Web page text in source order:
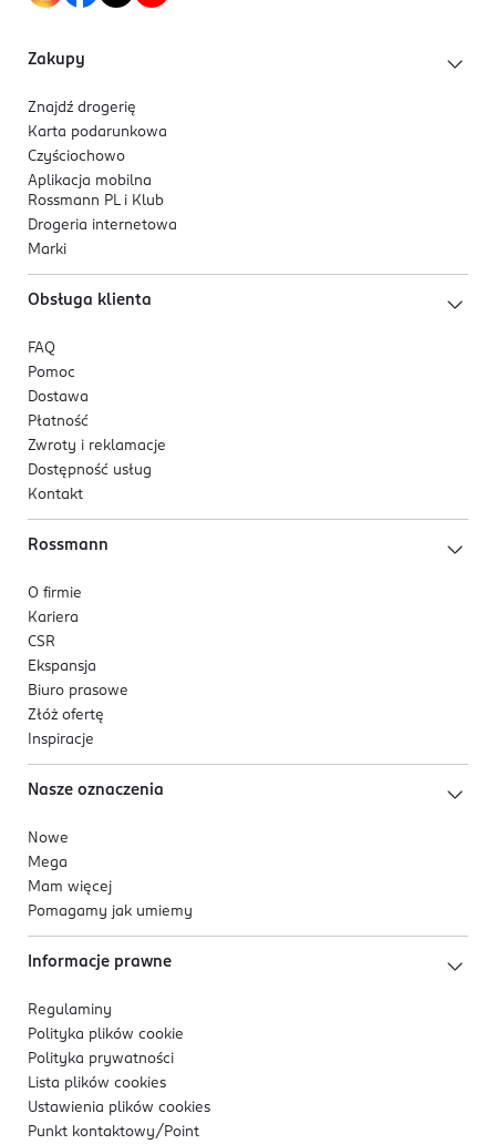
Perfekcyjnie czysta i odświeżona skóra.
Produkt testowany dermatologicznie.
*test samooceny na wybranej grupie kobiet.
Zakupy
Znajdź drogerię
Karta podarunkowa
Czyściochowo
Aplikacja mobilna
Rossmann PL i Klub
Drogeria internetowa
Marki
Obsługa klienta
FAQ
Pomoc
Dostawa
Płatność
Zwroty i reklamacje
Dostępność usług
Kontakt
Rossmann
O firmie
Kariera
CSR
Ekspansja
Biuro prasowe
Złóż ofertę
Inspiracje
Nasze oznaczenia
Nowe
Mega
Mam więcej
Pomagamy jak umiemy
Informacje prawne
Regulaminy
Polityka plików cookie
Polityka prywatności
Lista plików cookies
Ustawienia plików cookies
Punkt kontaktowy/ Point